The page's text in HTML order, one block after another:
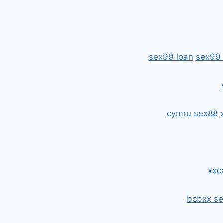
sex99 loan sex99
cymru sex88
bcbxx